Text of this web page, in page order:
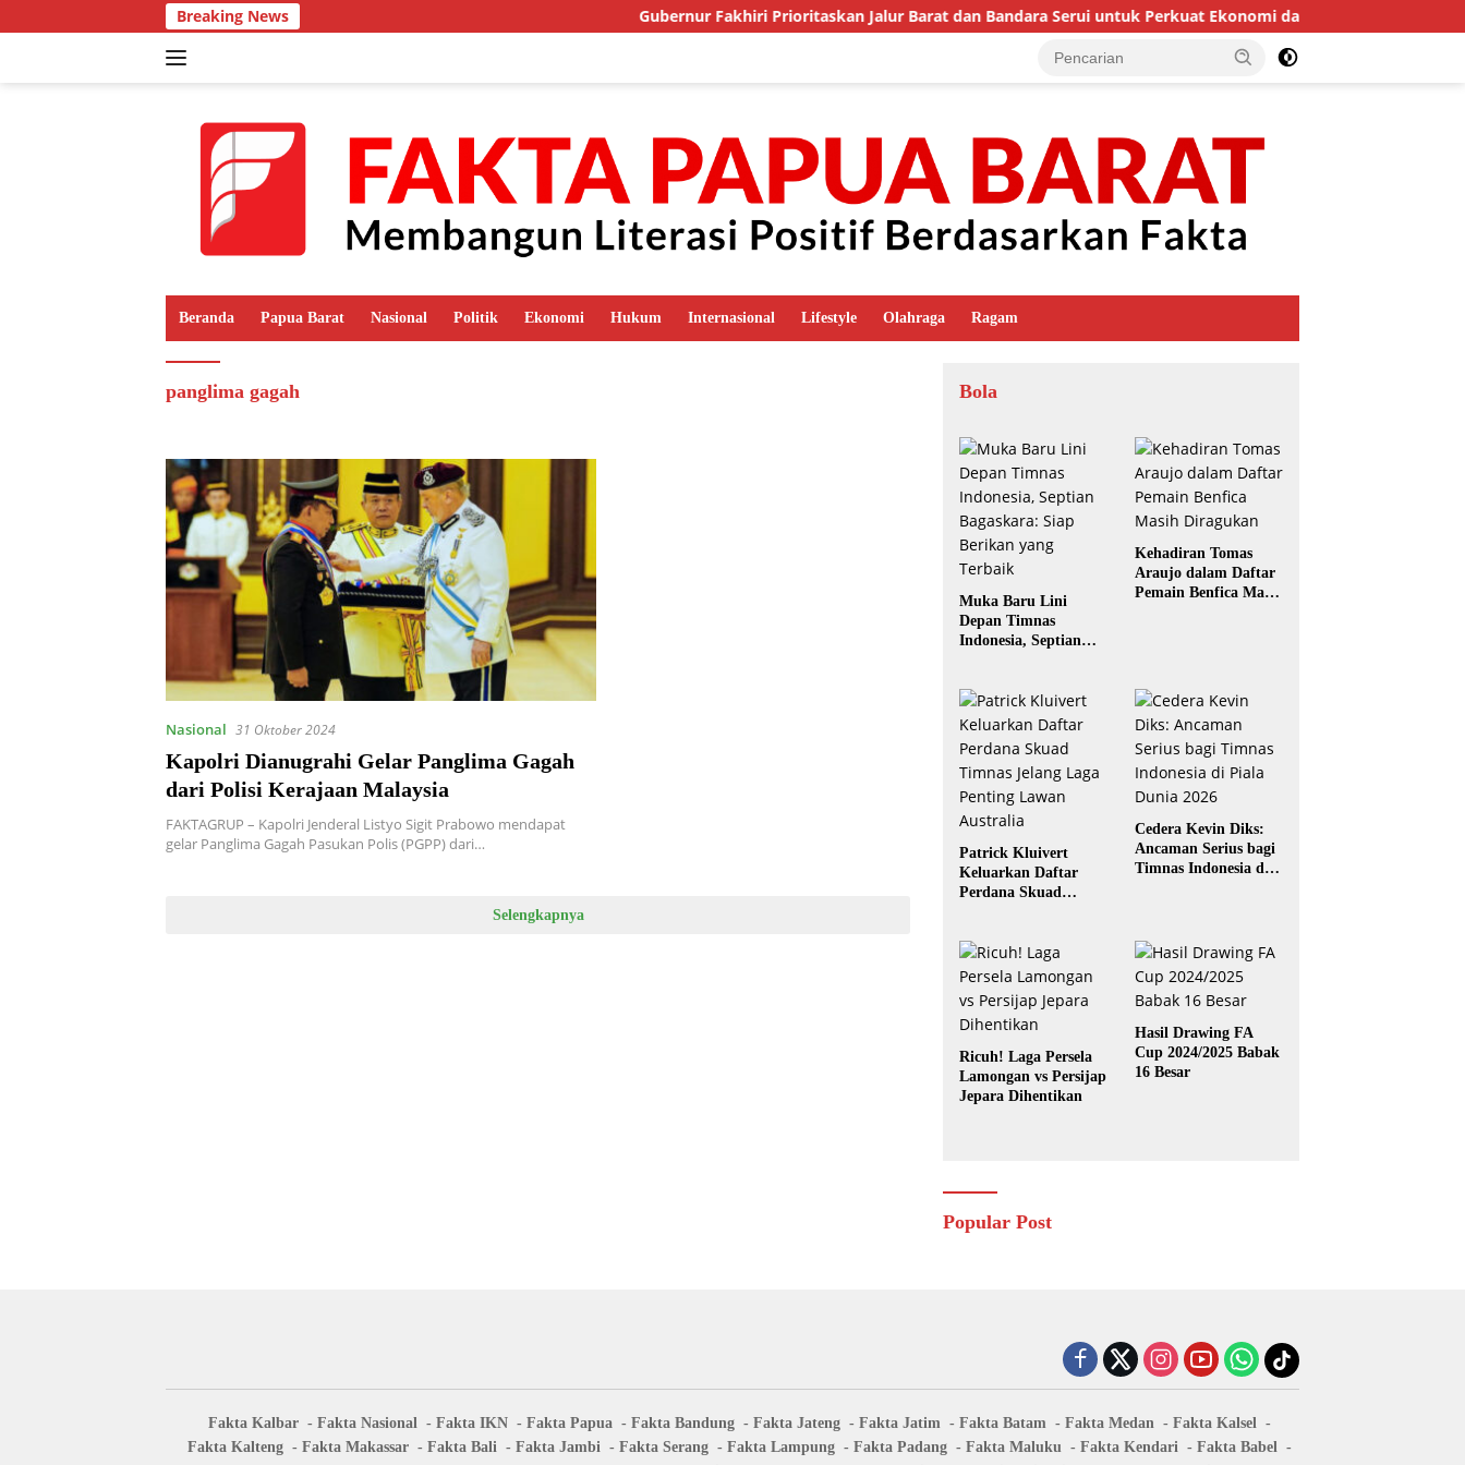
ke
Breaking News Gubernur Fakhiri Prioritaskan Jalur Barat dan Bandara Serui untuk Perkuat Ekonomi dan Layanan Kesehatan
Beranda Papua Barat Nasional Politik Ekonomi Hukum Internasional Lifestyle Olahraga Ragam
panglima gagah
Nasional 31 Oktober 2024
Kapolri Dianugrahi Gelar Panglima Gagah
dari Polisi Kerajaan Malaysia
FAKTAGRUP – Kapolri Jenderal Listyo Sigit Prabowo mendapat
gelar Panglima Gagah Pasukan Polis (PGPP) dari…
Selengkapnya
Bola
Muka Baru Lini
Depan Timnas
Indonesia, Septian
Kehadiran Tomas
Araujo dalam Daftar
Pemain Benfica Masih
Patrick Kluivert
Keluarkan Daftar
Perdana Skuad
Australia
Cedera Kevin Diks:
Ancaman Serius bagi
Timnas Indonesia di
Ricuh! Laga Persela
Lamongan vs Persijap
Jepara Dihentikan
Hasil Drawing FA
Cup 2024/2025 Babak
16 Besar
Popular Post
Fakta Kalbar Fakta Nasional Fakta IKN Fakta Papua Fakta Bandung Fakta Jateng Fakta Jatim Fakta Batam Fakta Medan
Fakta Kalsel
Fakta Kalteng
Fakta Makassar Fakta Bali Fakta Jambi Fakta Serang Fakta Lampung Fakta Padang Fakta Maluku Fakta Kendari
Fakta Babel